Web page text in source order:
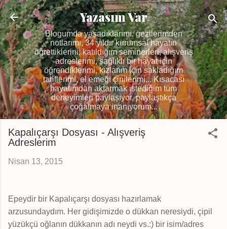
Ana içeriğe atla
Yazasım Var
Blogumda yaşadıklarımı, gezilerimden
notlarımı, 34 yıldır kurumsal hayatın
öğrettiklerini, katıldığım seminerleri, alışveriş
adreslerimi, sağlıklı bir hayat için
öğrendiklerimi, kızlarım için sakladığım
tariflerimi, el emeği çinilerimi... Kısacası
hayatımdan aktarmak istediğim tüm
deneyimleri paylaşıyor, paylaştıkça
çoğalmaya inanıyorum...
Kapalıçarşı Dosyası - Alışveriş
Adreslerim
Nisan 13, 2015
Epeydir bir Kapalıçarşı dosyası hazırlamak
arzusundaydım. Her gidişimizde o dükkan neresiydi, çipil
yüzükçü oğlanın dükkanın adı neydi vs.:) bir isim/adres